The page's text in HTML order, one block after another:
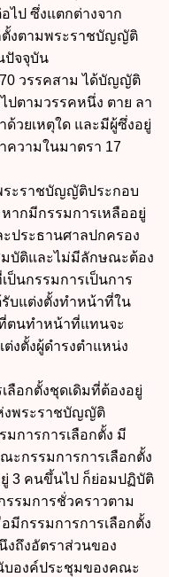
ไป ซึ่งแตกต่างจาก
ตั้งตามพระราชบัญญัติ
ปัจจุบัน
วรรคสาม ได้บัญญัติ
ตามวรรคหนึ่ง ตาย ลา
วยเหตุใด และมีผู้ซึ่งอยู่
ความในมาตรา 17
ะราชบัญญัติประกอบ
ากมีกรรมการเหลืออยู่
ประธานศาลปกครอง
บัติและไม่มีลักษณะต้อง
ป็นกรรมการเป็นการ
บแต่งตั้งทำหน้าที่ใน
ตนทำหน้าที่แทนจะ
งตั้งผู้ดํารงตําแหน่ง
กตั้งชุดเดิมที่ต้องอยู่
งพระราชบัญญัติ
การการเลือกตั้ง มี
ะกรรมการการเลือกตั้ง
3 คนขึ้นไป ก็ย่อมปฏิบัติ
รรมการชั่วคราวตาม
มีกรรมการการเลือกตั้ง
งถึงอัตราส่วนของ
บองค์ประชุมของคณะ